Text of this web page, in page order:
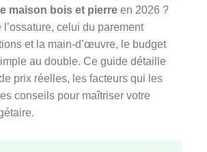
maison bois et pierre en 2026 ?
l’ossature, celui du parement
et la main-d’œuvre, le budget
au double. Ce guide détaille
prix réelles, les facteurs qui les
conseils pour maîtriser votre